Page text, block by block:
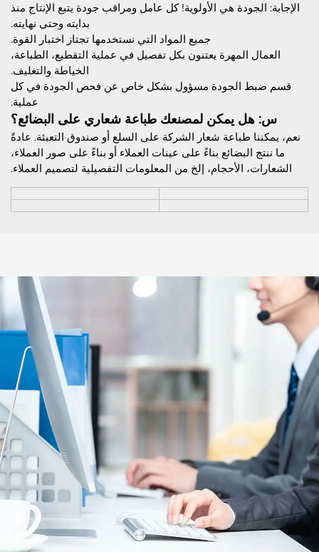
الإجابة: الجودة هي الأولوية! كل عامل ومراقب جودة يتبع الإنتاج منذ
بدايته وحتى نهايته.
جميع المواد التي نستخدمها تجتاز اختبار القوة.
العمال المهرة يعتنون بكل تفصيل في عملية التقطيع، الطباعة،
الخياطة والتغليف.
قسم ضبط الجودة مسؤول بشكل خاص عن فحص الجودة في كل
عملية.
س: هل يمكن لمصنعك طباعة شعاري على البضائع؟
نعم، يمكننا طباعة شعار الشركة على السلع أو صندوق التعبئة. عادةً
ما ننتج البضائع بناءً على عينات العملاء أو بناءً على صور العملاء،
الشعارات، الأحجام، إلخ من المعلومات التفصيلية لتصميم العملاء.